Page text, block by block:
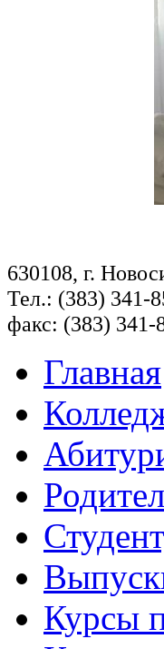
630108, г.
Тел.: (383) 341-
факс: (383) 341-
Главная
Курсы